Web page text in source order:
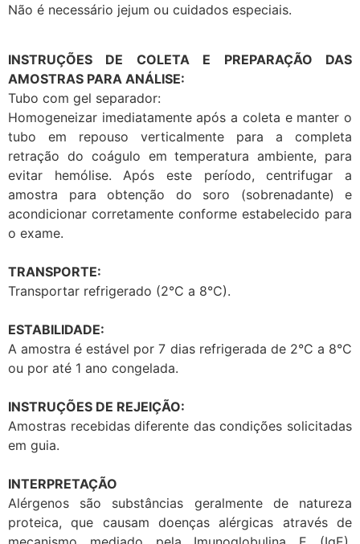
Não é necessário jejum ou cuidados especiais.
INSTRUÇÕES DE COLETA E PREPARAÇÃO DAS
AMOSTRAS PARA ANÁLISE:
Tubo com gel separador:
Homogeneizar imediatamente após a coleta e manter o
tubo em repouso verticalmente para a completa
retração do coágulo em temperatura ambiente, para
evitar hemólise. Após este período, centrifugar a
amostra para obtenção do soro (sobrenadante) e
acondicionar corretamente conforme estabelecido para
o exame.
TRANSPORTE:
Transportar refrigerado (2°C a 8°C).
ESTABILIDADE:
A amostra é estável por 7 dias refrigerada de 2°C a 8°C
ou por até 1 ano congelada.
INSTRUÇÕES DE REJEIÇÃO:
Amostras recebidas diferente das condições solicitadas
em guia.
INTERPRETAÇÃO
Alérgenos são substâncias geralmente de natureza
proteica, que causam doenças alérgicas através de